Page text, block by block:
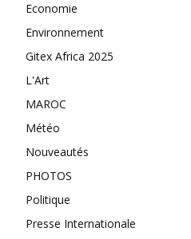
Economie
Environnement
Gitex Africa 2025
L'Art
MAROC
Météo
Nouveautés
PHOTOS
Politique
Presse Internationale